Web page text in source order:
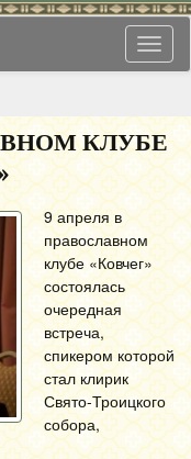
КЛУБЕ
9 апреля в
православном
клубе «Ковчег»
состоялась
очередная
встреча,
спикером которой
стал клирик
Свято-Троицкого
собора,